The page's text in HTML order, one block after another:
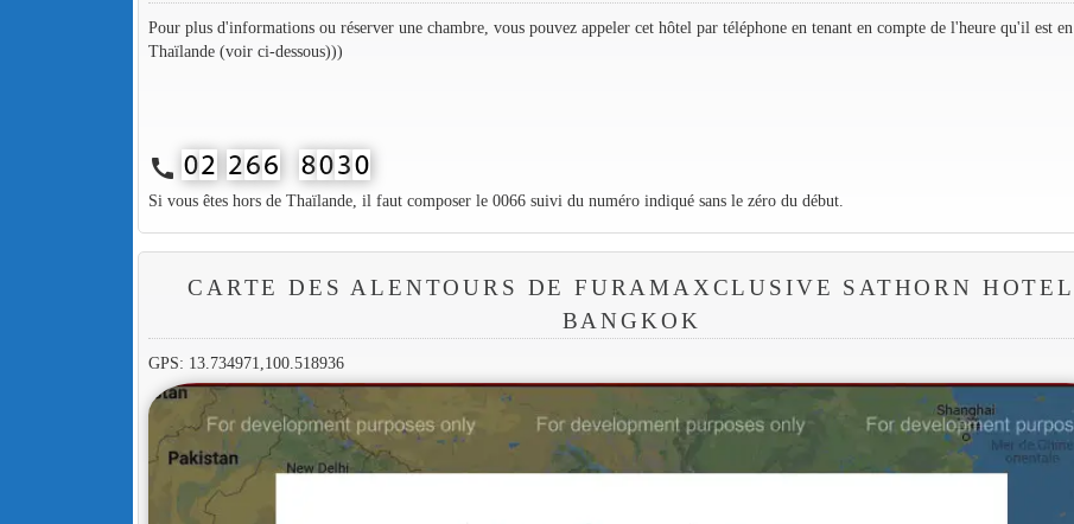
Pour plus d'informations ou réserver une chambre, vous pouvez appeler cet hôtel par téléphone en tenant en compte de l'heure qu'il est en
Thaïlande (voir ci-dessous)))
call
Si vous êtes hors de Thaïlande, il faut composer le 0066 suivi du numéro indiqué sans le zéro du début.
CARTE DES ALENTOURS DE FURAMAXCLUSIVE SATHORN HOTEL
BANGKOK
GPS: 13.734971,100.518936